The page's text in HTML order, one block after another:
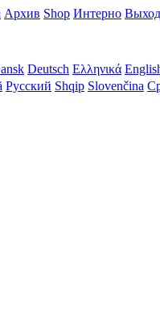
Aрхив Shop Интерно
Deutsch Ελληνικά
Русский Shqip Slovenčina